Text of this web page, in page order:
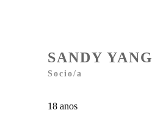
SANDY YANG
Socio/a
18 anos